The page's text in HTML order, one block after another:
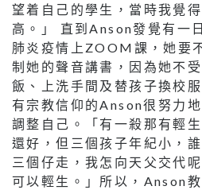
望着自己的學生，當時我覺
高。」 直到Anson發覺有一
肺炎疫情上ZOOM課，她要
制她的聲音講書，因為她不
飯、上洗手間及替孩子換校
有宗教信仰的Anson很努力
調整自己。「有一殺那有輕
還好，但三個孩子年紀小，
三個仔走，我怎向天父交代
可以輕生。」所以，Anson